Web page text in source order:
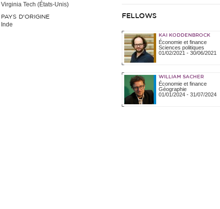
Virginia Tech (États-Unis)
PAYS D'ORIGINE
Inde
FELLOWS
KAI KODDENBROCK
Économie et finance
Sciences politiques
01/02/2021 - 30/06/2021
WILLIAM SACHER
Économie et finance
Géographie
01/01/2024- 31/07/2024